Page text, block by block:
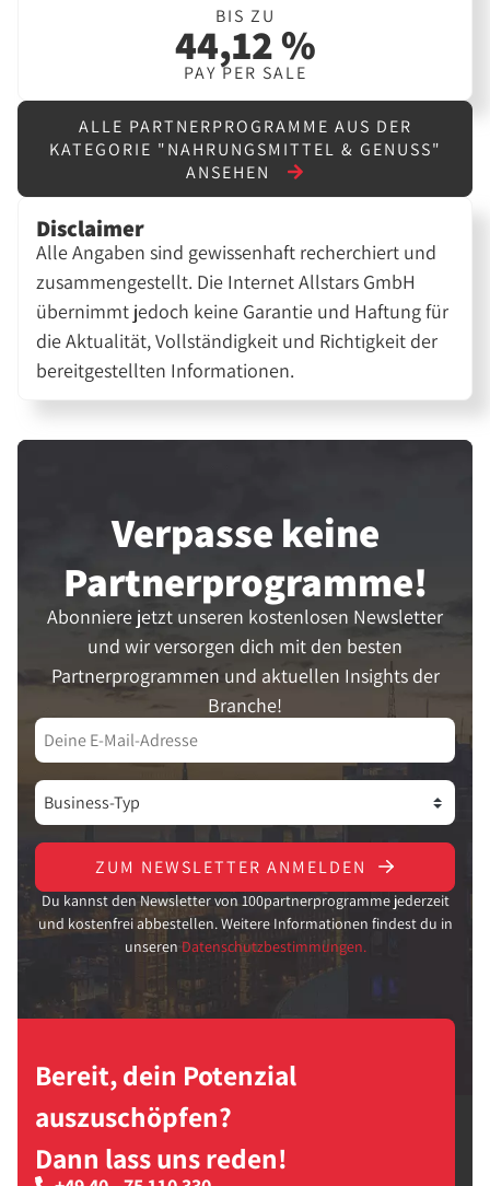
BIS ZU
44,12 %
PAY PER SALE
ALLE PARTNERPROGRAMME AUS DER
KATEGORIE "NAHRUNGSMITTEL & GENUSS"
ANSEHEN
Disclaimer
Alle Angaben sind gewissenhaft recherchiert und
zusammengestellt. Die Internet Allstars GmbH
übernimmt jedoch keine Garantie und Haftung für
die Aktualität, Vollständigkeit und Richtigkeit der
bereitgestellten Informationen.
Verpasse keine
Partner­programme!
Abonniere jetzt unseren kostenlosen Newsletter
und wir versorgen dich mit den besten
Partnerprogrammen und aktuellen Insights der
Branche!
ZUM NEWSLETTER ANMELDEN
Du kannst den Newsletter von 100partnerprogramme jederzeit
und kostenfrei abbestellen. Weitere Informationen findest du in
unseren Datenschutzbestimmungen.
Bereit, dein Potenzial
auszuschöpfen?
Dann lass uns reden!